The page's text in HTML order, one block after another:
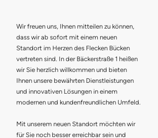
Wir freuen uns, Ihnen mitteilen zu können,
dass wir ab sofort mit einem neuen
Standort im Herzen des Flecken Bücken
vertreten sind. In der Bäckerstraße 1 heißen
wir Sie herzlich willkommen und bieten
Ihnen unsere bewährten Dienstleistungen
und innovativen Lösungen in einem
modernen und kundenfreundlichen Umfeld.
Mit unserem neuen Standort möchten wir
für Sie noch besser erreichbar sein und